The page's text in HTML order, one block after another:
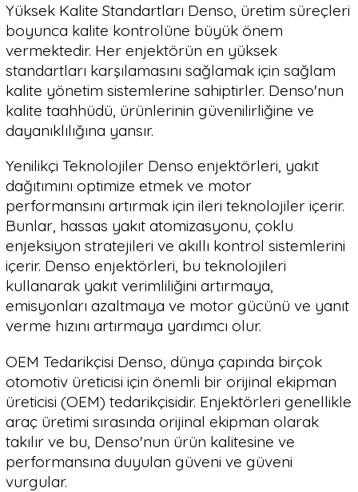
Yüksek Kalite Standartları Denso, üretim süreçleri
boyunca kalite kontrolüne büyük önem
vermektedir. Her enjektörün en yüksek
standartları karşılamasını sağlamak için sağlam
kalite yönetim sistemlerine sahiptirler. Denso'nun
kalite taahhüdü, ürünlerinin güvenilirliğine ve
dayanıklılığına yansır.
Yenilikçi Teknolojiler Denso enjektörleri, yakıt
dağıtımını optimize etmek ve motor
performansını artırmak için ileri teknolojiler içerir.
Bunlar, hassas yakıt atomizasyonu, çoklu
enjeksiyon stratejileri ve akıllı kontrol sistemlerini
içerir. Denso enjektörleri, bu teknolojileri
kullanarak yakıt verimliliğini artırmaya,
emisyonları azaltmaya ve motor gücünü ve yanıt
verme hızını artırmaya yardımcı olur.
OEM Tedarikçisi Denso, dünya çapında birçok
otomotiv üreticisi için önemli bir orijinal ekipman
üreticisi (OEM) tedarikçisidir. Enjektörleri genellikle
araç üretimi sırasında orijinal ekipman olarak
takılır ve bu, Denso'nun ürün kalitesine ve
performansına duyulan güveni ve güveni
vurgular.